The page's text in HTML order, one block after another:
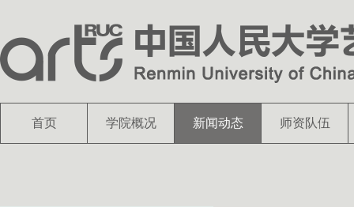
首页 学院概况 新闻动态 师资队伍